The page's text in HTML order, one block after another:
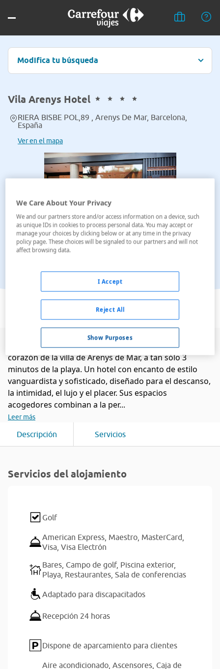
Modifica tu búsqueda
Vila Arenys Hotel
RIERA BISBE POL,89 , Arenys De Mar, Barcelona,
España
Ver en el mapa
Ver en el mapa
Vila Arenys Hotel es un hotel boutique ubicado en el
corazón de la villa de Arenys de Mar, a tan sólo 3
minutos de la playa. Un hotel con encanto de estilo
vanguardista y sofisticado, diseñado para el descanso,
la intimidad, el lujo y el placer. Sus espacios
acogedores combinan a la per...
Leer más
Descripción Servicios
Servicios del alojamiento
Golf
American Express, Maestro, MasterCard,
Visa, Visa Electrón
Bares, Campo de golf, Piscina exterior,
Playa, Restaurantes, Sala de conferencias
Adaptado para discapacitados
Recepción 24 horas
Dispone de aparcamiento para clientes
Aire acondicionado, Ascensores, Caja de
We Care About Your Privacy
We and our partners store and/or access information on a device, such
as unique IDs in cookies to process personal data. You may accept or
manage your choices by clicking below or at any time in the privacy
policy page. These choices will be signaled to our partners and will not
affect browsing data.
Show Purposes
Reject All
I Accept